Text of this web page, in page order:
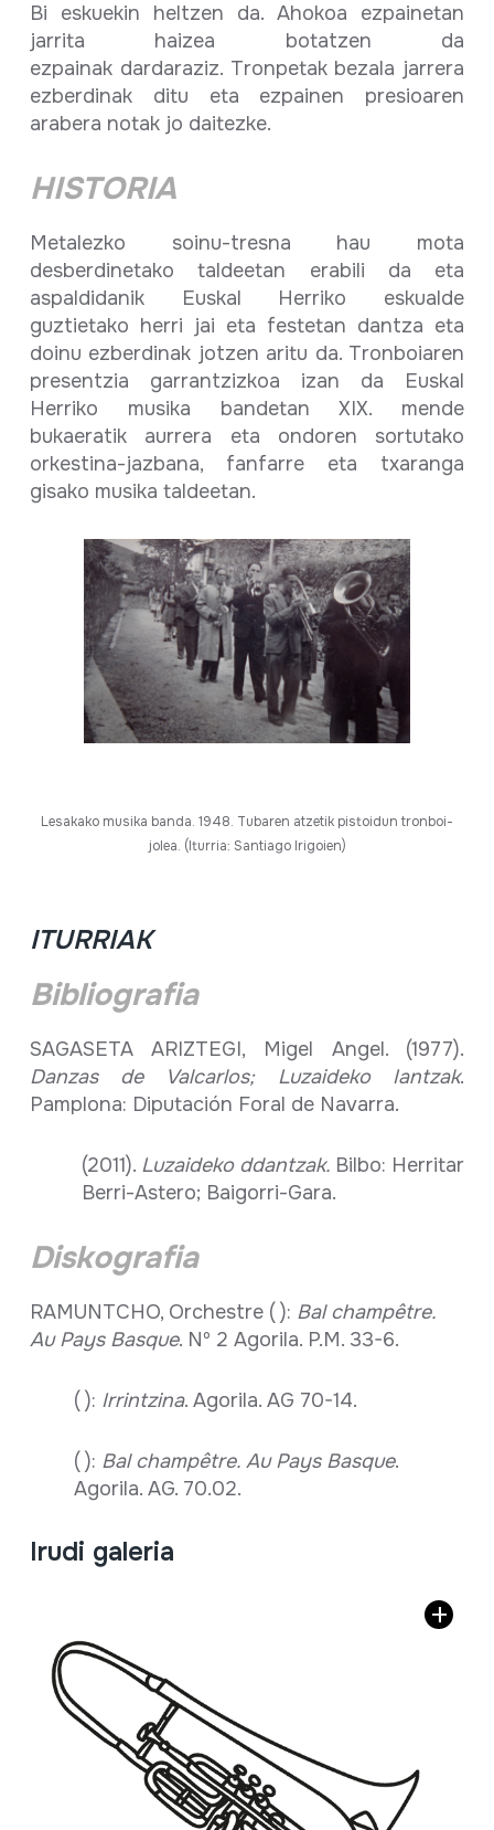
Bi eskuekin heltzen da. Ahokoa ezpainetan
jarrita haizea botatzen da
ezpainak dardaraziz. Tronpetak bezala jarrera
ezberdinak ditu eta ezpainen presioaren
arabera notak jo daitezke.
HISTORIA
Metalezko soinu-tresna hau mota
desberdinetako taldeetan erabili da eta
aspaldidanik Euskal Herriko eskualde
guztietako herri jai eta festetan dantza eta
doinu ezberdinak jotzen aritu da. Tronboiaren
presentzia garrantzizkoa izan da Euskal
Herriko musika bandetan XIX. mende
bukaeratik aurrera eta ondoren sortutako
orkestina-jazbana, fanfarre eta txaranga
gisako musika taldeetan.
Lesakako musika banda. 1948. Tubaren atzetik pistoidun tronboi-
jolea. (Iturria: Santiago Irigoien)
ITURRIAK
Bibliografia
SAGASETA ARIZTEGI, Migel Angel. (1977).
Danzas de Valcarlos; Luzaideko Iantzak.
Pamplona: Diputación Foral de Navarra.
(2011). Luzaideko ddantzak. Bilbo: Herritar
Berri-Astero; Baigorri-Gara.
Diskografia
RAMUNTCHO, Orchestre ( ): Bal champêtre.
Au Pays Basque. Nº 2 Agorila. P.M. 33-6.
( ): Irrintzina. Agorila. AG 70-14.
( ): Bal champêtre. Au Pays Basque.
Agorila. AG. 70.02.
Irudi galeria